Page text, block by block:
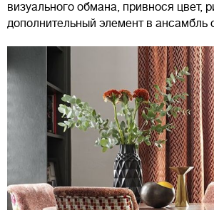
визуального обмана, привнося цвет,
дополнительный элемент в